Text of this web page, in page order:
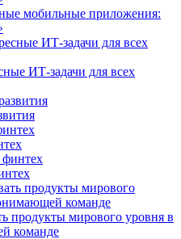
мобильные приложения:
ИТ-задачи для всех
продукты мирового уровня в
команде